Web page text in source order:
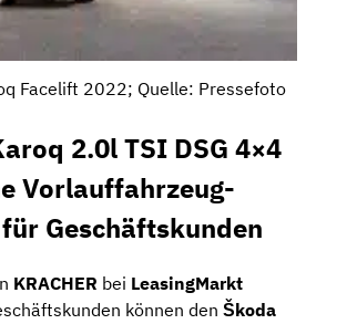
Facelift 2022; Quelle: Pressefoto
2.0l TSI DSG 4×4
Vorlauffahrzeug-
Geschäftskunden
KRACHER bei LeasingMarkt
können den Škoda